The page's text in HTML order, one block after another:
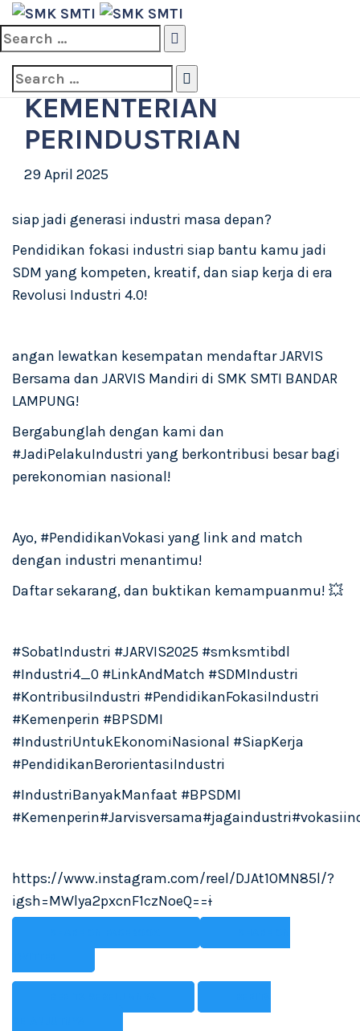
Search
for:
Search
for:
SMK SMTI>Berita>JARVIS BERSAMA KEMENTERIAN
PERINDUSTRIAN
JARVIS BERSAMA
KEMENTERIAN
PERINDUSTRIAN
29 April 2025
siap jadi generasi industri masa depan?
Pendidikan fokasi industri siap bantu kamu jadi
SDM yang kompeten, kreatif, dan siap kerja di era
Revolusi Industri 4.0!
angan lewatkan kesempatan mendaftar JARVIS
Bersama dan JARVIS Mandiri di SMK SMTI BANDAR
LAMPUNG!
Bergabunglah dengan kami dan
#JadiPelakuIndustri yang berkontribusi besar bagi
perekonomian nasional!
Ayo, #PendidikanVokasi yang link and match
dengan industri menantimu!
Daftar sekarang, dan buktikan kemampuanmu! 💥
#SobatIndustri #JARVIS2025 #smksmtibdl
#Industri4_0 #LinkAndMatch #SDMIndustri
#KontribusiIndustri #PendidikanFokasiIndustri
#Kemenperin #BPSDMI
#IndustriUntukEkonomiNasional #SiapKerja
#PendidikanBerorientasiIndustri
#IndustriBanyakManfaat #BPSDMI
https://www.instagram.com/reel/DJAt1OMN85l/?
igsh=MWlya2pxcnF1czNoeQ==i